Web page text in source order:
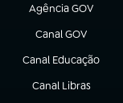
Agência GOV
(abre em nova aba)
Canal GOV
(abre em nova aba)
Canal Educação
(abre em nova aba)
Canal Libras
(abre em nova aba)